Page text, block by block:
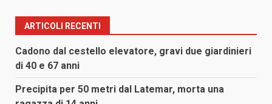
ARTICOLI RECENTI
Cadono dal cestello elevatore, gravi due giardinieri
di 40 e 67 anni
Precipita per 50 metri dal Latemar, morta una